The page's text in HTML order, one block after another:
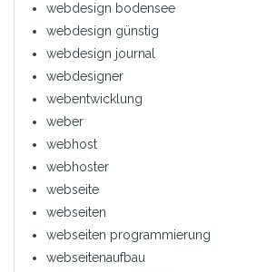
webdesign bodensee
webdesign günstig
webdesign journal
webdesigner
webentwicklung
weber
webhost
webhoster
webseite
webseiten
webseiten programmierung
webseitenaufbau